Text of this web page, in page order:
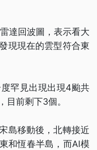
達回波圖，表示看大
現現在的雲型符合東
罕見出現出現4颱共
目前剩下3個。
島移動後，北轉接近
和恆春半島，而AI模